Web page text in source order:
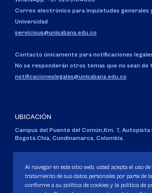
Correo electrónico para inquietudes generales
Universidad
servicious@unisabana.edu.co
Contacto únicamente para notificaciones
No se responderán otros temas que no sean de
notificacioneslegales@unisabana.edu.co
UBICACIÓN
Campus del Puente del Común,Km. 7,
Bogotá.Chía, Cundinamarca, Colombia.
Personería Jurídica:Resolución 130 del 14 de enero
Ministerio de Educación Nacional.
Al navegar en este sitio web, usted acepta el uso de
tratamiento de sus datos personales por parte de
conforme a su política de cookies y la política de